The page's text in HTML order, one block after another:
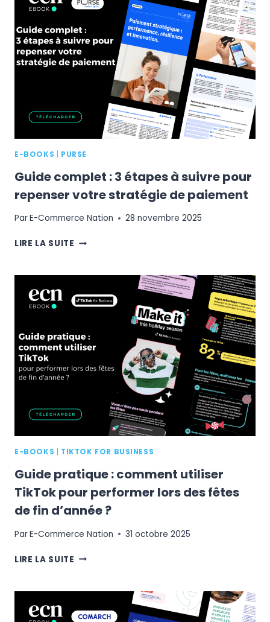
E-
COMMERCE
?
E-BOOKS PURSE
Guide complet : 3 étapes à suivre pour
repenser votre stratégie de paiement
ParE-Commerce Nation 28 novembre 2025
LIRE LA SUITE GUIDE
3
À
REPENSER
STRATÉGIE
PAIEMENT
E-BOOKS TIKTOK FOR BUSINESS
Guide pratique : comment utiliser
TikTok pour performer lors des fêtes
de fin d’année ?
ParE-Commerce Nation 31 octobre 2025
LIRE LA SUITE GUIDE
COMMENT
TIKTOK